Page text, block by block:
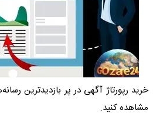
خرید رپورتاژ آگهی در پر بازدیدترین
مشاهده کنید.